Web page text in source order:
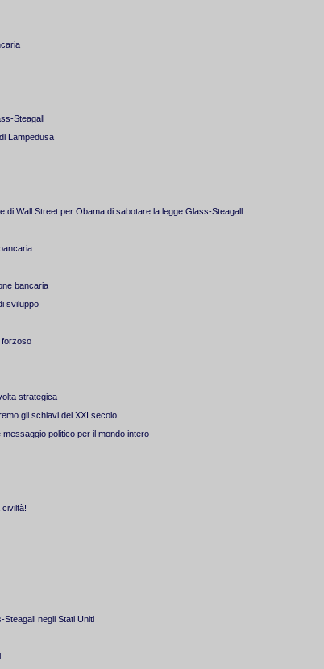
Steagall
Lampedusa
di Wall Street per Obama di sabotare la legge Glass-Steagall
bancaria
sviluppo
forzoso
strategica
gli schiavi del XXI secolo
politico per il mondo intero
negli Stati Uniti